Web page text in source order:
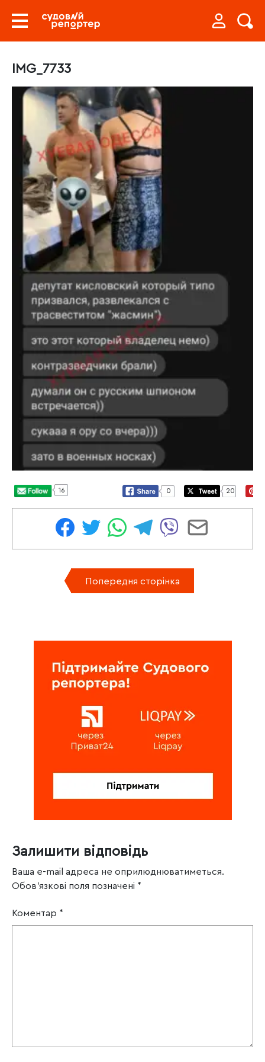
IMG_7733
16 0 20
Попередня сторінка
Залишити відповідь
Ваша e-mail адреса не оприлюднюватиметься.
Обов’язкові поля позначені *
Коментар *